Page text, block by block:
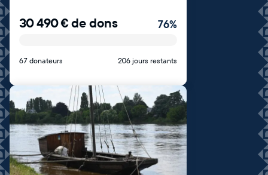
30 490€de dons 76%
67 donateurs 206 jours restants